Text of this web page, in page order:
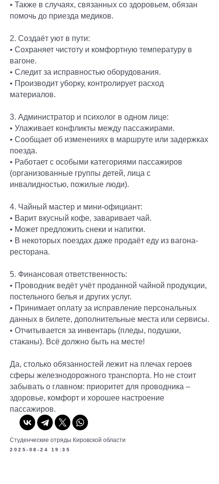
• Также в случаях, связанных со здоровьем, обязан
помочь до приезда медиков.
2. Создаёт уют в пути:
• Сохраняет чистоту и комфортную температуру в
вагоне.
• Следит за исправностью оборудования.
• Производит уборку, контролирует расход
материалов.
3. Администратор и психолог в одном лице:
• Улаживает конфликты между пассажирами.
• Сообщает об изменениях в маршруте или задержках
поезда.
• Работает с особыми категориями пассажиров
(организованные группы детей, лица с
инвалидностью, пожилые люди).
4. Чайный мастер и мини-официант:
• Варит вкусный кофе, заваривает чай.
• Может предложить снеки и напитки.
• В некоторых поездах даже продаёт еду из вагона-
ресторана.
5. Финансовая ответственность:
• Проводник ведёт учёт проданной чайной продукции,
постельного белья и других услуг.
• Принимает оплату за исправление персональных
данных в билете, дополнительные места или сервисы.
• Отчитывается за инвентарь (пледы, подушки,
стаканы). Всё должно быть на месте!
Да, столько обязанностей лежит на плечах героев
сферы железнодорожного транспорта. Но не стоит
забывать о главном: приоритет для проводника –
здоровье, комфорт и хорошее настроение
пассажиров.
Студенческие отряды Кировской области
2025-08-24 19:35